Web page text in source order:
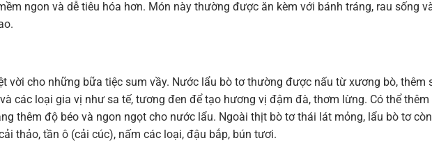
ngon và dễ tiêu hóa hơn. Món này thường được ăn kèm với bánh tráng, rau sống
vời cho những bữa tiệc sum vầy. Nước lẩu bò tơ thường được nấu từ xương bò, thêm
các loại gia vị như sa tế, tương đen để tạo hương vị đậm đà, thơm lừng. Có thể thêm
thêm độ béo và ngon ngọt cho nước lẩu. Ngoài thịt bò tơ thái lát mỏng, lẩu bò tơ
thảo, tần ô (cải cúc), nấm các loại, đậu bắp, bún tươi.